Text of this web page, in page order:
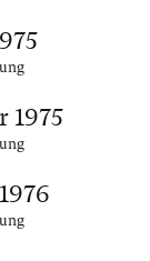
1975